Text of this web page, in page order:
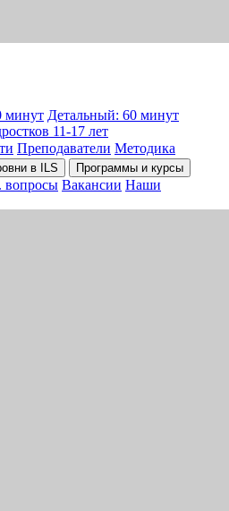
минут Детальный: 60 минут
11-17 лет
Преподаватели Методика
в ILS Программы и курсы
вопросы Вакансии Наши